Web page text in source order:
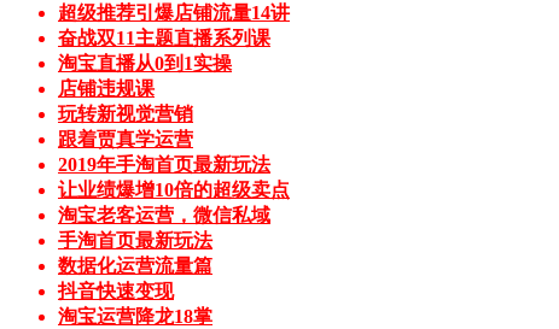
超级推荐引爆店铺流量14讲
奋战双11主题直播系列课
淘宝直播从0到1实操
店铺违规课
玩转新视觉营销
跟着贾真学运营
2019年手淘首页最新玩法
让业绩爆增10倍的超级卖点
淘宝老客运营，微信私域
手淘首页最新玩法
数据化运营流量篇
抖音快速变现
淘宝运营降龙18掌